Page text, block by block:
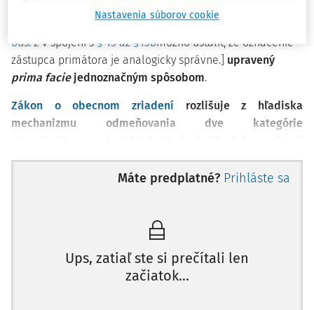
síce neupravuje legálny pojem
zástupca primátora, avšak s poukazom na
ods. 2 v spojení s § 13 až §13bmožno ustáliť, že označenie
zástupca primátora je analogicky správne.] upravený
prima facie jednoznačným spôsobom.
Zákon o obecnom zriadení rozlišuje z hľadiska
mechanizmu odmeňovania dve kategórie
zo zamestnania na výkon funkcie, a takých, ktorí nie sú
dlhodobo uvoľnení. Základným odlišujúcim prvkom
Úvodné východiská
Primárne otázku odmeňovania viceprimátora upravuje
Máte predplatné? Prihláste sa
Ups, zatiaľ ste si prečítali len
začiatok...
Nastavenia súborov cookie